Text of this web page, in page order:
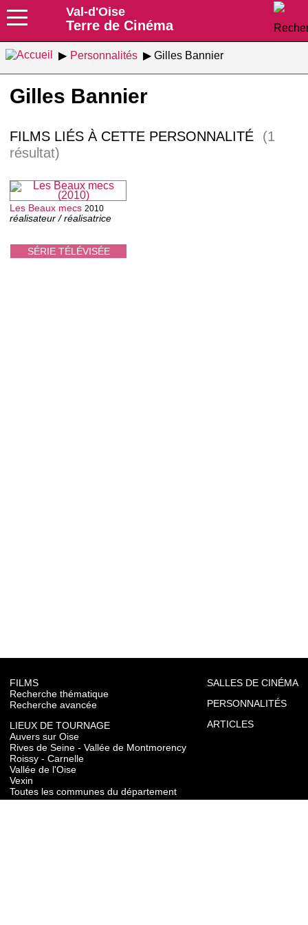
Val-d'Oise
Terre de Cinéma
Personnalités Gilles Bannier
Gilles Bannier
FILMS LIÉS À CETTE PERSONNALITÉ
(1
résultat)
SÉRIE TÉLÉVISÉE
Les Beaux mecs 2010
réalisateur / réalisatrice
FILMS
Recherche thématique
Recherche avancée
LIEUX DE TOURNAGE
Auvers sur Oise
Rives de Seine - Vallée de Montmorency
Roissy - Carnelle
Vallée de l'Oise
Vexin
Toutes les communes du département
SALLES DE CINÉMA
PERSONNALITÉS
ARTICLES